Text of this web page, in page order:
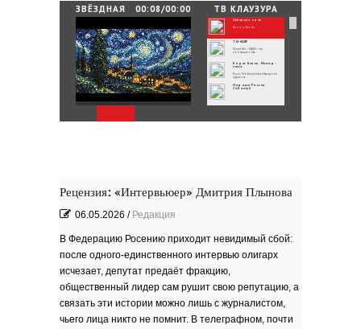
25.06.2026 ByРедакция
Зелёные мемориалы памяти и славы Звёздная ночь
Винсент Ван Гог
ТЫ-КАДР
Проект «ТЫ – КАДР» — это
инновационная...
Борис Бланк. Мастер-
класс
Борис Лейбович Бланк Народный
художник...
Народы России.
Сабантуй
Народы России
РИНА ЗЕЛЕНАЯ
Анатолий Софронов
''Ростову''
''ЭТЮДЫ О ГОГОЛЕ''. Док.
Омский писатель на
Первом городском
канале
Зола
ТВ КЛАУЗУРА
ЗВЁЗДНАЯ
00:08/00:00
Рецензия: «Интервьюер» Дмитрия Плынова
06.05.2026 / Редакция
В Федерацию Росению приходит невидимый сбой:
после одного-единственного интервью олигарх
исчезает, депутат предаёт фракцию,
общественный лидер сам рушит свою репутацию, а
связать эти истории можно лишь с журналистом,
чьего лица никто не помнит. В телеграфном, почти